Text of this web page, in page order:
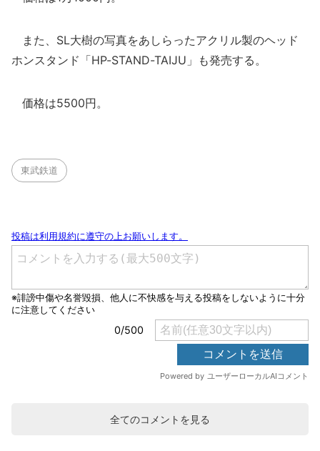
また、SL大樹の写真をあしらったアクリル製のヘッド
ホンスタンド「HP-STAND-TAIJU」も発売する。
価格は5500円。
東武鉄道
全てのコメントを見る